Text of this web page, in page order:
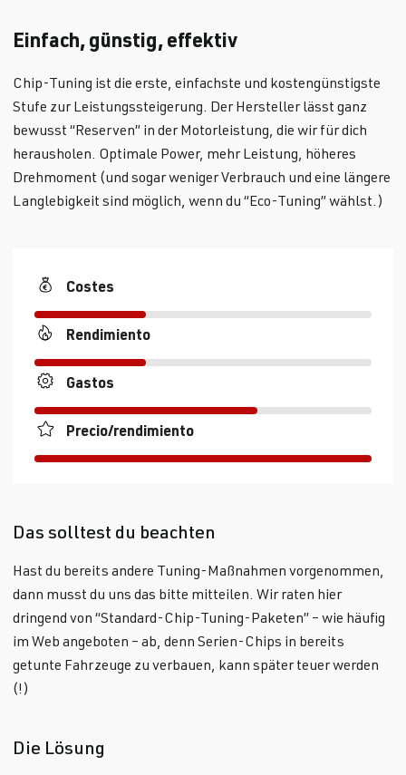
Einfach, günstig, effektiv
Chip-Tuning ist die erste, einfachste und kostengünstigste
Stufe zur Leistungssteigerung. Der Hersteller lässt ganz
bewusst “Reserven” in der Motorleistung, die wir für dich
herausholen. Optimale Power, mehr Leistung, höheres
Drehmoment (und sogar weniger Verbrauch und eine längere
Langlebigkeit sind möglich, wenn du “Eco-Tuning” wählst.)
Costes
Rendimiento
Gastos
Precio/rendimiento
Das solltest du beachten
Hast du bereits andere Tuning-Maßnahmen vorgenommen,
dann musst du uns das bitte mitteilen. Wir raten hier
dringend von “Standard-Chip-Tuning-Paketen” – wie häufig
im Web angeboten – ab, denn Serien-Chips in bereits
getunte Fahrzeuge zu verbauen, kann später teuer werden
(!)
Die Lösung